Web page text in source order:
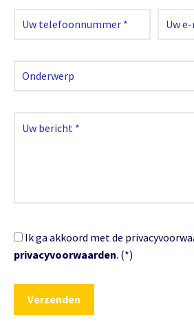
Ik ga akkoord met de
privacyvoorwaarden. (*)